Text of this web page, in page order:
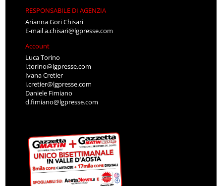
RESPONSABILE DI AGENZIA
Arianna Gori Chisari
E-maila.chisari@lgpresse.com
Account
Luca Torino
l.torino@lgpresse.com
Ivana Cretier
i.cretier@lgpresse.com
Daniele Fimiano
d.fimiano@lgpresse.com